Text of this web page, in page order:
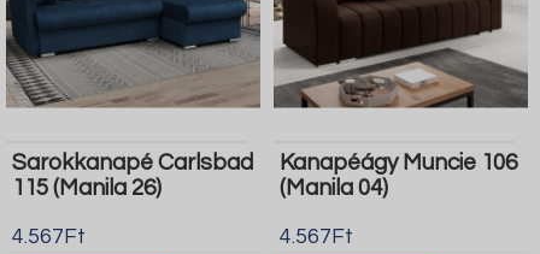
Sarokkanapé Carlsbad
115 (Manila 26)
4.567Ft
Kanapéágy Muncie 106
(Manila 04)
4.567Ft